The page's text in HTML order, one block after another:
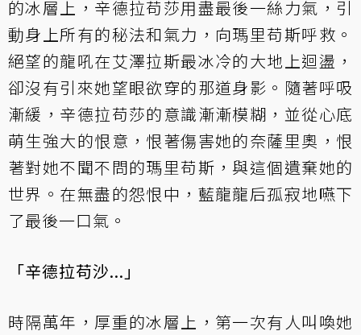
的冰層上，辛德拉苟莎用盡最後一絲力氣，引
動身上所有的秘法和氣力，向瑪里苟斯呼救。
絕望的龍吼在艾澤拉斯最冰冷的大地上迴盪，
卻沒有引來她望眼欲穿的那道身影。隨著呼吸
漸緩，辛德拉苟莎的意識漸漸模糊，並從心底
萌生強大的恨意，恨著傷害她的奈薩里奧，恨
著對她不聞不問的瑪里苟斯，與這個遺棄她的
世界。在無盡的怨恨中，藍龍龍后孤寂地嚥下
了最後一口氣。
「辛德拉苟沙...」
時隔萬年，厚重的冰層上，第一次有人叫喚她